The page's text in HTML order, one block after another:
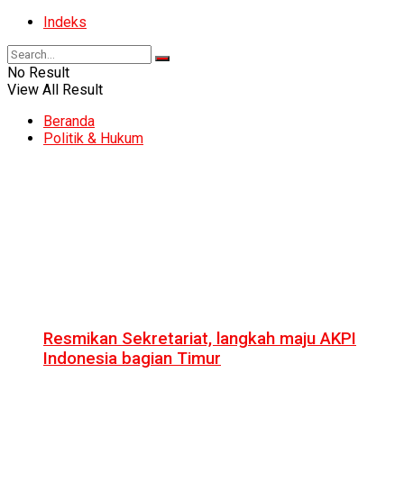
Indeks
No Result
View All Result
Beranda
Politik & Hukum
Resmikan Sekretariat, langkah maju AKPI
Indonesia bagian Timur